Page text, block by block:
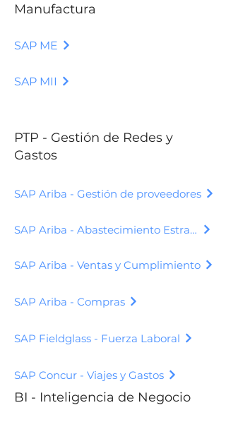
Manufactura
SAP ME
SAP MII
PTP - Gestión de Redes y
Gastos
SAP Ariba - Gestión de proveedores
SAP Ariba - Abastecimiento Estratégico
SAP Ariba - Ventas y Cumplimiento
SAP Ariba - Compras
SAP Fieldglass - Fuerza Laboral
SAP Concur - Viajes y Gastos
BI - Inteligencia de Negocio